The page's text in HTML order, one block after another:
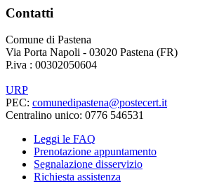
Contatti
Comune di Pastena
Via Porta Napoli - 03020 Pastena (FR)
P.iva : 00302050604
URP
PEC: comunedipastena@postecert.it
Centralino unico: 0776 546531
Leggi le FAQ
Prenotazione appuntamento
Segnalazione disservizio
Richiesta assistenza